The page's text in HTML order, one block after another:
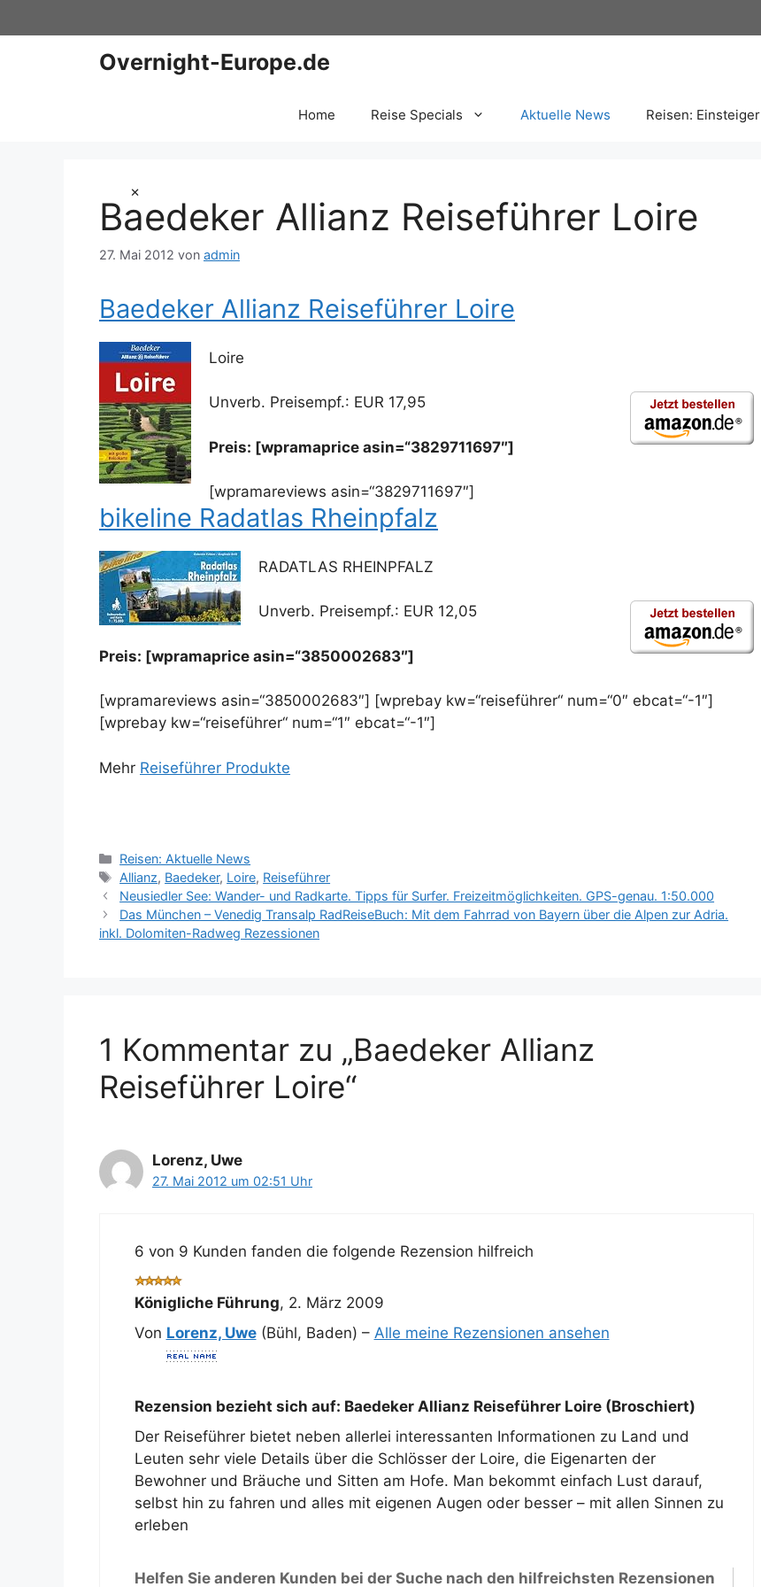
×
Inhalt
Overnight-Europe.de
Home Reise Specials Aktuelle News Reisen: Einsteiger
Baedeker Allianz Reiseführer Loire
27. Mai 2012 von admin
Baedeker Allianz Reiseführer Loire
Loire
Unverb. Preisempf.: EUR 17,95
Preis: [wpramaprice asin=“3829711697″]
[wpramareviews asin=“3829711697″]
bikeline Radatlas Rheinpfalz
RADATLAS RHEINPFALZ
Unverb. Preisempf.: EUR 12,05
Preis: [wpramaprice asin=“3850002683″]
[wpramareviews asin=“3850002683″] [wprebay kw=“reiseführer“ num=“0″ ebcat=“-1″]
[wprebay kw=“reiseführer“ num=“1″ ebcat=“-1″]
Mehr Reiseführer Produkte
Kategorien
Reisen: Aktuelle News
Schlagwörter
Allianz, Baedeker, Loire, Reiseführer
Neusiedler See: Wander- und Radkarte. Tipps für Surfer. Freizeitmöglichkeiten. GPS-genau. 1:50.000
Das München – Venedig Transalp RadReiseBuch: Mit dem Fahrrad von Bayern über die Alpen zur Adria.
inkl. Dolomiten-Radweg Rezessionen
1 Kommentar zu „Baedeker Allianz
Reiseführer Loire“
Lorenz, Uwe
27. Mai 2012 um 02:51 Uhr
6 von 9 Kunden fanden die folgende Rezension hilfreich
Königliche Führung, 2. März 2009
Von Lorenz, Uwe(Bühl, Baden) – Alle meine Rezensionen ansehen
Rezension bezieht sich auf: Baedeker Allianz Reiseführer Loire (Broschiert)
Der Reiseführer bietet neben allerlei interessanten Informationen zu Land und
Leuten sehr viele Details über die Schlösser der Loire, die Eigenarten der
Bewohner und Bräuche und Sitten am Hofe. Man bekommt einfach Lust darauf,
selbst hin zu fahren und alles mit eigenen Augen oder besser – mit allen Sinnen zu
erleben
Helfen Sie anderen Kunden bei der Suche nach den hilfreichsten Rezensionen